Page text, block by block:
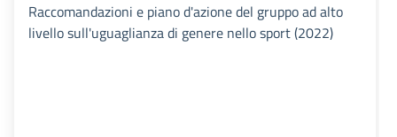
Raccomandazioni e piano d'azione del gruppo ad alto
livello sull'uguaglianza di genere nello sport (2022)